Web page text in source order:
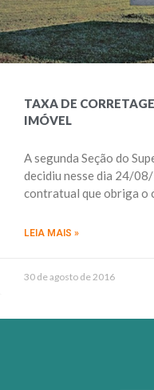
TAXA DE
IMÓVEL
A segunda Seção do
decidiu nesse dia 24/
contratual que obriga o
LEIA MAIS »
30 de agosto de 2016